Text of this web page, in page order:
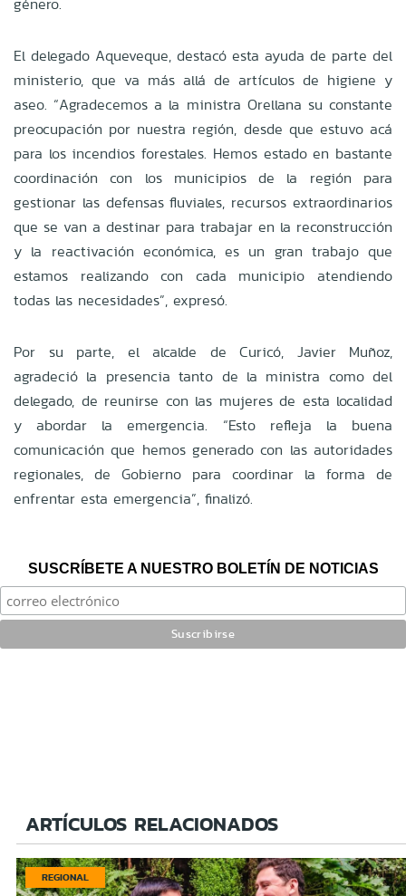
El delegado Aqueveque, destacó esta ayuda de parte del
ministerio, que va más allá de artículos de higiene y
aseo. “Agradecemos a la ministra Orellana su constante
preocupación por nuestra región, desde que estuvo acá
para los incendios forestales. Hemos estado en bastante
coordinación con los municipios de la región para
gestionar las defensas fluviales, recursos extraordinarios
que se van a destinar para trabajar en la reconstrucción
y la reactivación económica, es un gran trabajo que
estamos realizando con cada municipio atendiendo
todas las necesidades”, expresó.
Por su parte, el alcalde de Curicó, Javier Muñoz,
agradeció la presencia tanto de la ministra como del
delegado, de reunirse con las mujeres de esta localidad
y abordar la emergencia. “Esto refleja la buena
comunicación que hemos generado con las autoridades
regionales, de Gobierno para coordinar la forma de
enfrentar esta emergencia”, finalizó.
SUSCRÍBETE A NUESTRO BOLETÍN DE NOTICIAS
ARTÍCULOS RELACIONADOS
REGIONAL